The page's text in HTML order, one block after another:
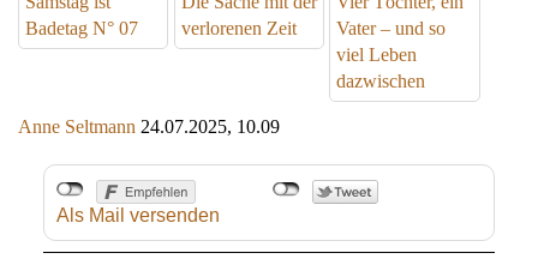
Badetag N° 07
verlorenen Zeit
Vater – und so
viel Leben
dazwischen
Anne Seltmann 24.07.2025, 10.09
Als Mail versenden